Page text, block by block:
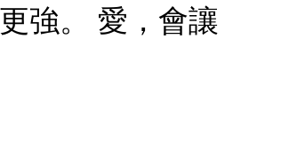
強。 愛，會讓